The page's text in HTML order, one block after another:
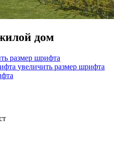
дом
размер шрифта
увеличить размер шрифта